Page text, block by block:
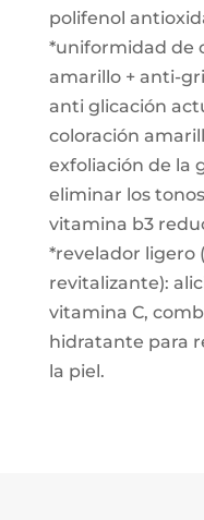
polifenol
*uniformidad de
amarillo + anti-
anti glicación
coloración
exfoliación de la
eliminar los
vitamina b3
*revelador ligero
revitalizante):
vitamina C,
hidratante para
la piel.